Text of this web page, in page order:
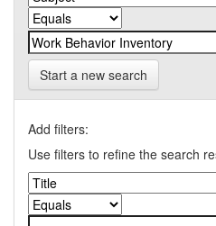
Start a new search
Add filters:
Use filters to refine the search